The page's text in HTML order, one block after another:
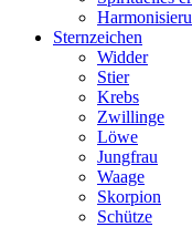
Sternzeichen
Widder
Stier
Krebs
Zwillinge
Löwe
Jungfrau
Waage
Skorpion
Schütze